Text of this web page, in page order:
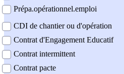
Prépa.opérationnel.emploi
CDI de chantier ou d'opération
Contrat d'Engagement Educatif
Contrat intermittent
Contrat pacte